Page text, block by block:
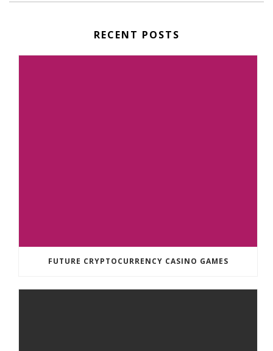
RECENT POSTS
FUTURE CRYPTOCURRENCY CASINO GAMES